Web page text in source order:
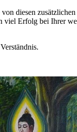
diesen
viel Erfolg bei Ihrer